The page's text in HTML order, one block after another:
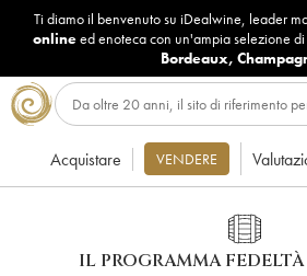
Ti diamo il benvenuto su iDealwine, leader
onlineed enoteca con un'ampia selezione
Bordeaux,
Acquistare VENDERE
IL PROGRAMMA